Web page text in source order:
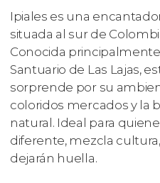
Ipiales es una
situada al sur de
Conocida
Santuario de Las Lajas,
sorprende por su
coloridos mercados y la
natural. Ideal para
diferente, mezcla
dejarán huella.